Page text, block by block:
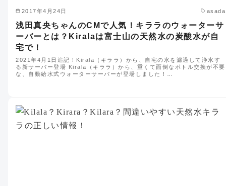
2017年4月24日 asada
浅田真央ちゃんのCMで人気！キララのウォーターサ
ーバーとは？Kiralaは富士山の天然水の炭酸水が自
宅で！
2021年4月1日追記！Kirala（キララ）から、自宅の水を濾過して浄水す
る新サーバー登場 Kirala（キララ）から、重くて面倒なボトル交換が不要
な、自動給水式ウォーターサーバーが登場しました！…